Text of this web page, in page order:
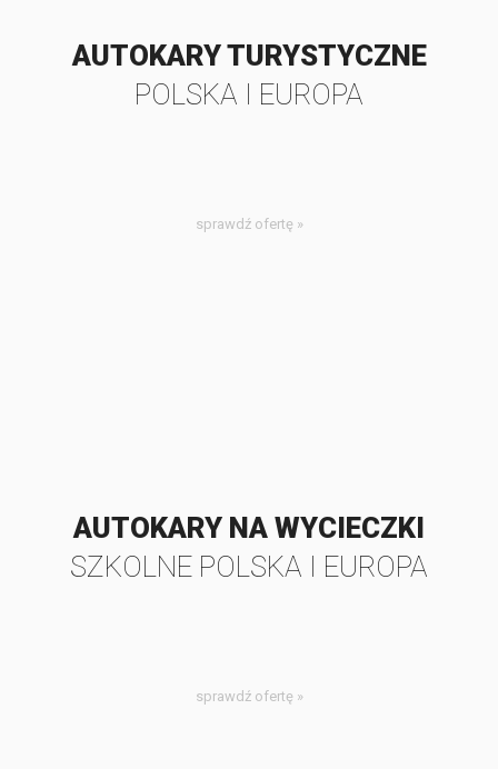
AUTOKARY TURYSTYCZNE
POLSKA I EUROPA
sprawdź ofertę »
AUTOKARY NA WYCIECZKI
SZKOLNE POLSKA I EUROPA
sprawdź ofertę »